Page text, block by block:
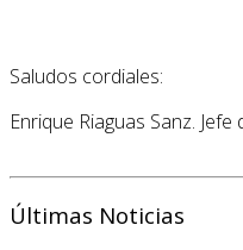
Saludos cordiales:
Enrique Riaguas Sanz. Jefe
Últimas Noticias